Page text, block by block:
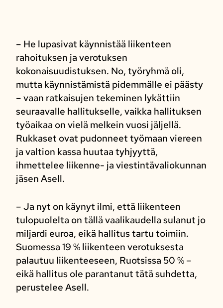
– He lupasivat käynnistää liikenteen
rahoituksen ja verotuksen
kokonaisuudistuksen. No, työryhmä oli,
mutta käynnistämistä pidemmälle ei päästy
– vaan ratkaisujen tekeminen lykättiin
seuraavalle hallitukselle, vaikka hallituksen
työaikaa on vielä melkein vuosi jäljellä.
Rukkaset ovat pudonneet työmaan viereen
ja valtion kassa huutaa tyhjyyttä,
ihmettelee liikenne- ja viestintävaliokunnan
jäsen Asell.
– Ja nyt on käynyt ilmi, että liikenteen
tulopuolelta on tällä vaalikaudella sulanut jo
miljardi euroa, eikä hallitus tartu toimiin.
Suomessa 19 % liikenteen verotuksesta
palautuu liikenteeseen, Ruotsissa 50 % –
eikä hallitus ole parantanut tätä suhdetta,
perustelee Asell.